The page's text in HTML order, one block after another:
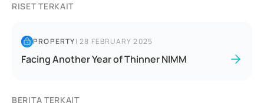
RISET TERKAIT
PROPERTY|28 FEBRUARY 2025
Facing Another Year of Thinner NIMM
BERITA TERKAIT